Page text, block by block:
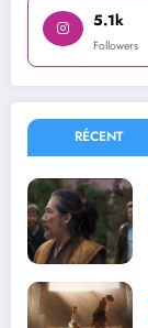
5.1k
Followers
RÉCENT